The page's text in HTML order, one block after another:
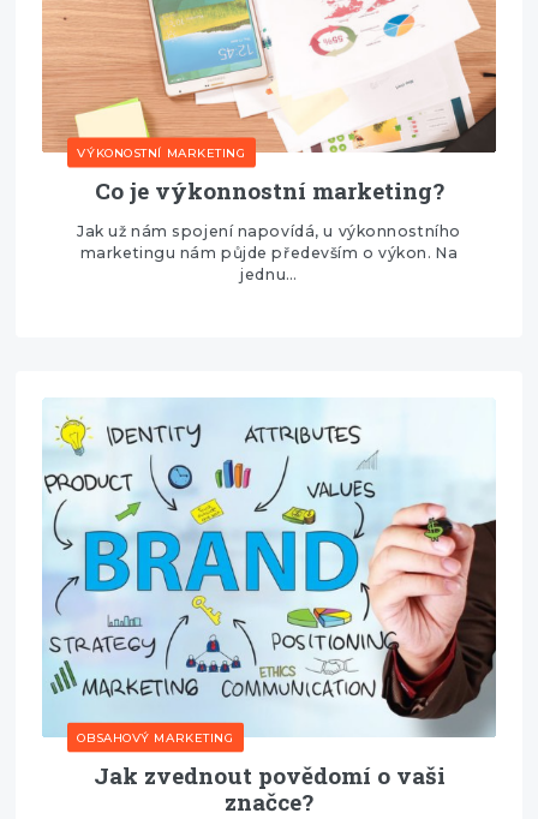
VÝKONOSTNÍ MARKETING
Co je výkonnostní marketing?
Jak už nám spojení napovídá, u výkonnostního
marketingu nám půjde především o výkon. Na
jednu…
OBSAHOVÝ MARKETING
Jak zvednout povědomí o vaši
značce?